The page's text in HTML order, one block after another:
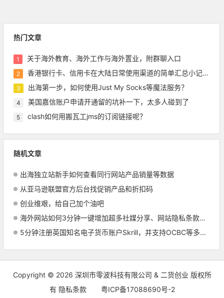
热门文章
1 关于海外教育、海外工作与海外置业，附群聊入口
2 香港银行卡、信用卡在大陆日常使用渠道的简单汇总小记录，含pulse绑定微信等
3 出海第一步，如何使用Just My Socks等魔法服务？
4 美国嘉信账户申请开通留的坑补一下，太多人碰到了
5 clash如何用搬瓦工jms的订阅链接呢？
随机文章
出海独立站新手如何查看同行网站产品销量等数据
从亚马逊联盟官方后台找促销产品和折扣码
创业维艰，给自己加个油吧
海外网站如何3分钟一键增加超多社媒分享、网站隐私条款生成、访客隐私同意授权等众多组件功能
5分钟注册英国知名电子货币账户Skrill，并支持OCBC等多种国际卡或账户入金，免费获取1张海外万事达Master联名卡
Copyright © 2026 深圳市零波科技有限公司 & 二货创业 版权所
有 隐私条款 粤ICP备17088690号-2